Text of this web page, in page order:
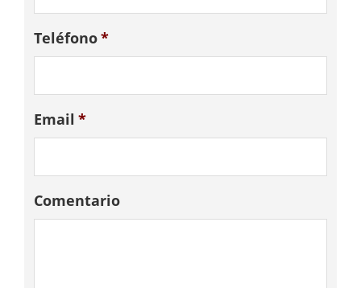
Teléfono*
Email *
Comentario